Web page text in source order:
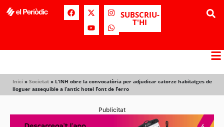
SUBSCRIU-
T'HI
Inici » Societat » L’INH obre la convocatòria per adjudicar catorze habitatges de
lloguer assequible a l’antic hotel Font de Ferro
Publicitat